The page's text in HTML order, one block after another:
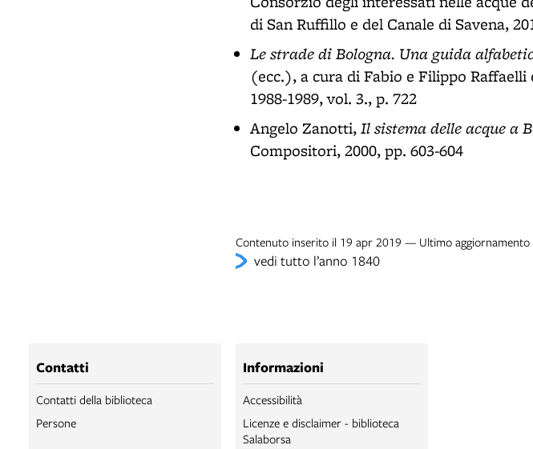
di San Ruffillo e del Canale di Savena,
Le strade di Bologna. Una guida
(ecc.), a cura di Fabio e Filippo
1988-1989, vol. 3., p. 722
Angelo Zanotti,Il sistema delle acque a
Compositori, 2000, pp. 603-604
Contenuto inserito il 19 apr 2019 — Ultimo
vedi tutto l’anno 1840
Contatti
Contatti della biblioteca
Persone
Informazioni
Accessibilità
Licenze e disclaimer - biblioteca
Salaborsa